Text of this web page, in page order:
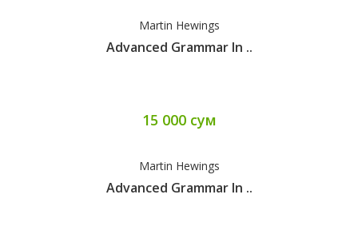
Martin Hewings
Advanced Grammar In ..
15 000 сум
Martin Hewings
Advanced Grammar In ..